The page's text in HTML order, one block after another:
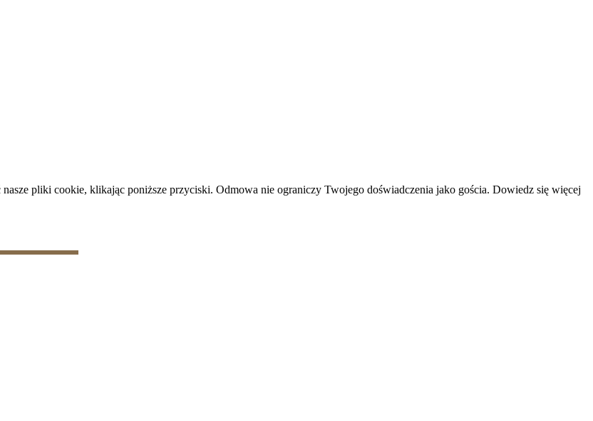
pliki cookie, klikając poniższe przyciski. Odmowa nie ograniczy Twojego doświadczenia jako gościa. Dowiedz się więcej